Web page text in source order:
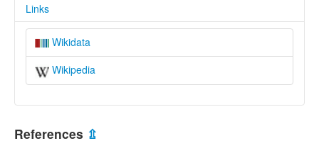
Links
Wikidata
Wikipedia
References ⇫